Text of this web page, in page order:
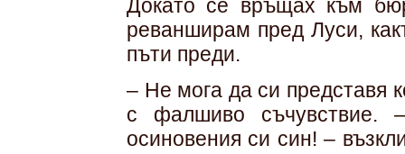
Докато се връщах към
реванширам пред Луси,
пъти преди.
– Не мога да си представя
с фалшиво съчувствие.
осиновения си син! –